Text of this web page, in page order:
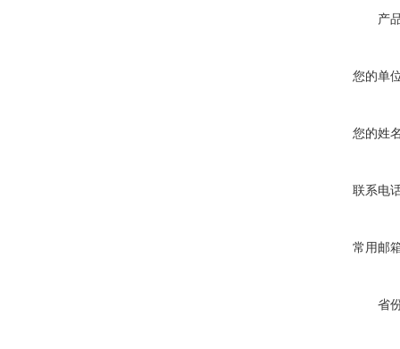
产
您的单
您的姓
联系电
常用邮
省